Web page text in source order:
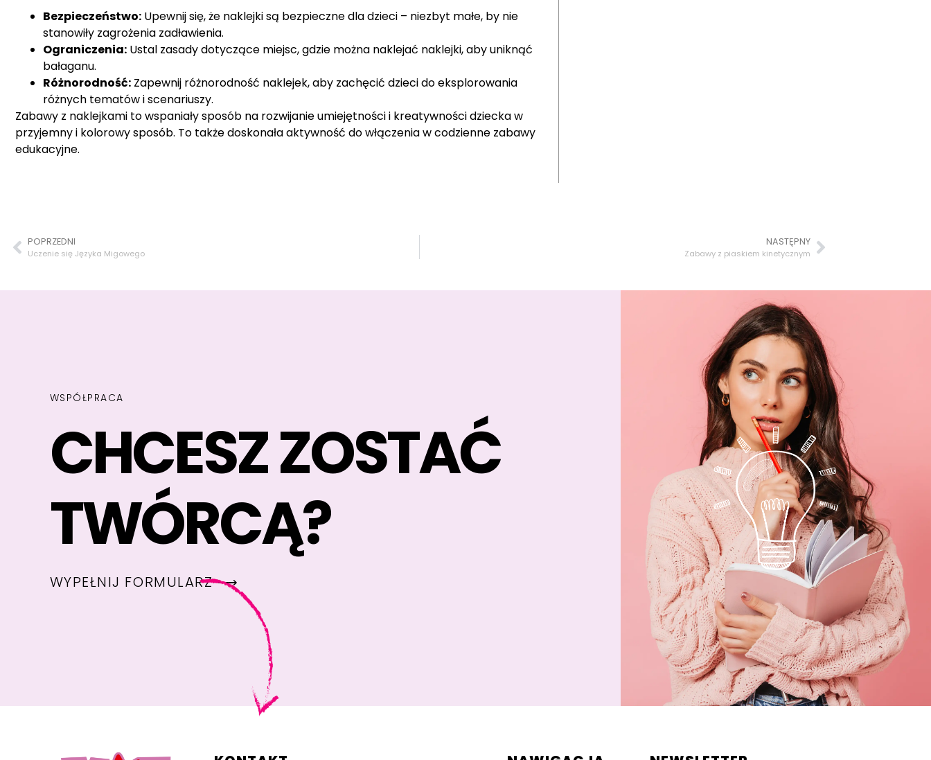
Bezpieczeństwo: Upewnij się, że naklejki są bezpieczne dla dzieci – niezbyt małe, by nie
stanowiły zagrożenia zadławienia.
Ograniczenia: Ustal zasady dotyczące miejsc, gdzie można naklejać naklejki, aby uniknąć
bałaganu.
Różnorodność: Zapewnij różnorodność naklejek, aby zachęcić dzieci do eksplorowania
różnych tematów i scenariuszy.
Zabawy z naklejkami to wspaniały sposób na rozwijanie umiejętności i kreatywności dziecka w
przyjemny i kolorowy sposób. To także doskonała aktywność do włączenia w codzienne zabawy
edukacyjne.
POPRZEDNI
Uczenie się Języka Migowego
NASTĘPNY
Zabawy z piaskiem kinetycznym
WSPÓŁPRACA
CHCESZ ZOSTAĆ
TWÓRCĄ?
WYPEŁNIJ FORMULARZ ⟶